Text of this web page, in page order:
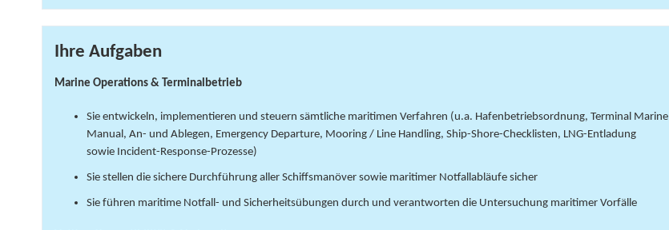
Ihre Aufgaben
Marine Operations & Terminalbetrieb
Sie entwickeln, implementieren und steuern sämtliche maritimen Verfahren (u.a. Hafenbetriebsordnung, Terminal Marine
Manual, An- und Ablegen, Emergency Departure, Mooring / Line Handling, Ship-Shore-Checklisten, LNG-Entladung
sowie Incident-Response-Prozesse)
Sie stellen die sichere Durchführung aller Schiffsmanöver sowie maritimer Notfallabläufe sicher
Sie führen maritime Notfall- und Sicherheitsübungen durch und verantworten die Untersuchung maritimer Vorfälle